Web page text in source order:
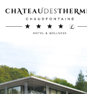
chambre"]